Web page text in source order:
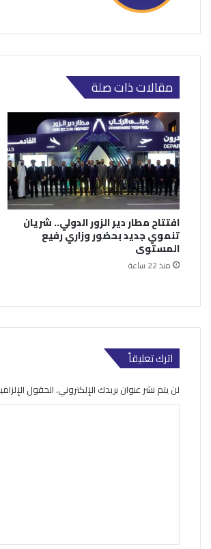
مقالات ذات صلة
افتتاح مطار دير الزور الدولي.. شريان
تنموي جديد بحضور وزاري رفيع
المستوى
منذ 22 ساعة
اترك تعليقاً
لن يتم نشر عنوان بريدك الإلكتروني.الحقول